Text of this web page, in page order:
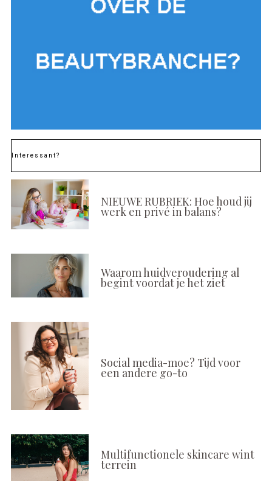
Interessant?
NIEUWE RUBRIEK: Hoe houd jij
werk en privé in balans?
Waarom huidveroudering al
begint voordat je het ziet
Social media-moe? Tijd voor
een andere go-to
Multifunctionele skincare wint
terrein